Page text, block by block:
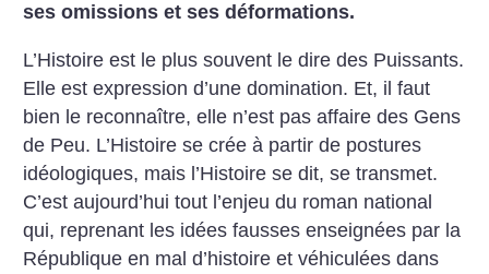
ses omissions et ses déformations.
L’Histoire est le plus souvent le dire des Puissants.
Elle est expression d’une domination. Et, il faut
bien le reconnaître, elle n’est pas affaire des Gens
de Peu. L’Histoire se crée à partir de postures
idéologiques, mais l’Histoire se dit, se transmet.
C’est aujourd’hui tout l’enjeu du roman national
qui, reprenant les idées fausses enseignées par la
République en mal d’histoire et véhiculées dans